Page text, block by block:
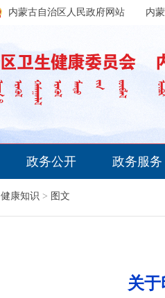
内蒙古自治区人民政府网站 内
政务公开 政务服务
健康知识 > 图文
关